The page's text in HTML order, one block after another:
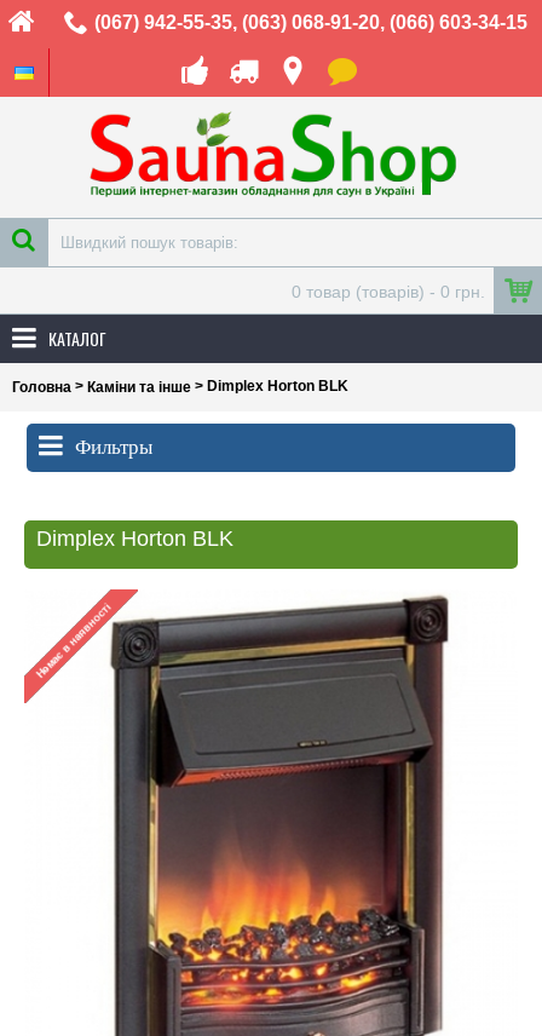
(067) 942-55-35, (063) 068-91-20, (066) 603-34-15
0 товар (товарів) - 0 грн.
КАТАЛОГ
Головна > Каміни та інше > Dimplex Horton BLK
Фильтры
Dimplex Horton BLK